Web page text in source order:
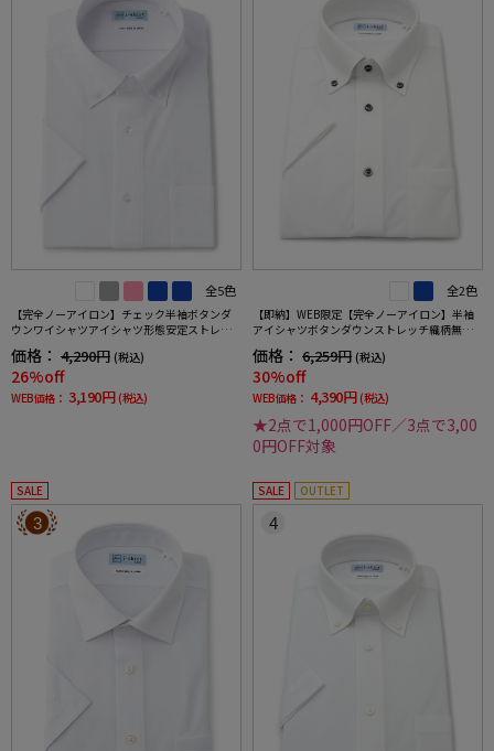
全5色
【完全ノーアイロン】チェック半袖ボタンダ
ウンワイシャツアイシャツ形態安定ストレッ
価格： 4,290円 (税込)
26%off
WEB価格： 3,190円 (税込)
全2色
【即納】WEB限定【完全ノーアイロン】半袖
アイシャツボタンダウンストレッチ織柄無地i-
価格： 6,259円 (税込)
30%off
WEB価格： 4,390円 (税込)
★2点で1,000円OFF／3点で3,00
0円OFF対象
SALE
3
SALE OUTLET
4